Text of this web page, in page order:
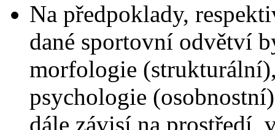
Na předpoklady,
dané sportovní odvětví
morfologie
psychologie
dále závisí na prostředí,